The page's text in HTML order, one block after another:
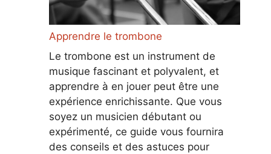
Apprendre le trombone
Le trombone est un instrument de
musique fascinant et polyvalent, et
apprendre à en jouer peut être une
expérience enrichissante. Que vous
soyez un musicien débutant ou
expérimenté, ce guide vous fournira
des conseils et des astuces pour